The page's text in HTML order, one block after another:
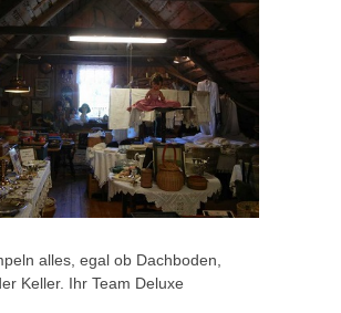
alles, egal ob Dachboden,
Keller. Ihr Team Deluxe